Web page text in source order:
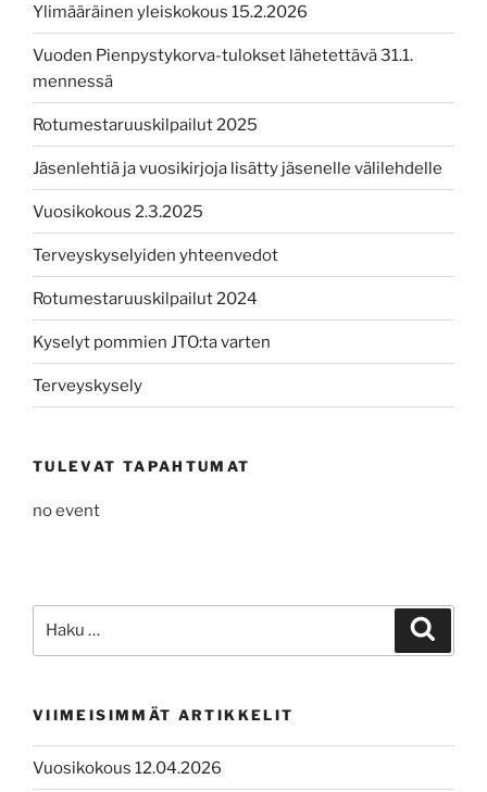
Ylimääräinen yleiskokous 15.2.2026
Vuoden Pienpystykorva-tulokset lähetettävä 31.1.
mennessä
Rotumestaruuskilpailut 2025
Jäsenlehtiä ja vuosikirjoja lisätty jäsenelle välilehdelle
Vuosikokous 2.3.2025
Terveyskyselyiden yhteenvedot
Rotumestaruuskilpailut 2024
Kyselyt pommien JTO:ta varten
Terveyskysely
TULEVAT TAPAHTUMAT
no event
VIIMEISIMMÄT ARTIKKELIT
Vuosikokous 12.04.2026